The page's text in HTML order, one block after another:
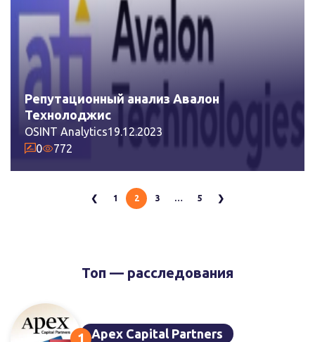
Репутационный анализ Авалон
Технолоджис
OSINT Analytics19.12.2023
0
772
Пагинация
❮ 1 2 3 … 5 ❯
Топ — расследования
Apex Capital Partners